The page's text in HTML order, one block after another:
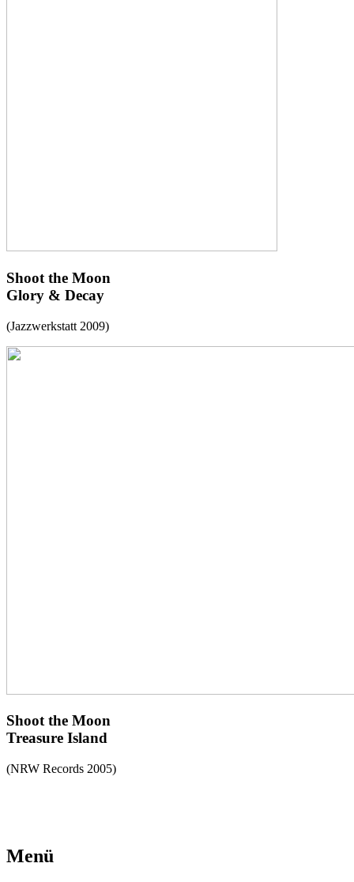
Shoot the Moon
Glory & Decay
(Jazzwerkstatt 2009)
Shoot the Moon
Treasure Island
(NRW Records 2005)
Menü